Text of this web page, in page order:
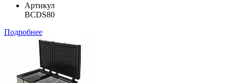
Артикул
BCDS80
Подробнее